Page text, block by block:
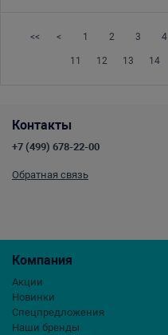
<< < 1 2 3 4
11 12 13 14
Компания
Акции
Новинки
Спецпредложения
Наши бренды
Контакты
+7 (499) 678-22-00
Обратная связь